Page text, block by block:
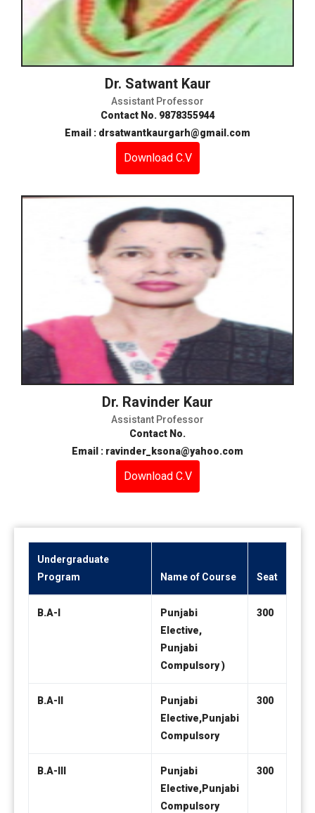
Dr. Satwant Kaur
Assistant Professor
Contact No. 9878355944
Email : drsatwantkaurgarh@gmail.com
Download C.V
Dr. Ravinder Kaur
Assistant Professor
Contact No.
Email : ravinder_ksona@yahoo.com
Download C.V
Undergraduate
Program
Name of Course Seat
B.A-I
Punjabi
Elective,
Punjabi
Compulsory )
300
B.A-II
Punjabi
Elective,Punjabi
Compulsory
300
B.A-III
Punjabi
Elective,Punjabi
Compulsory
300